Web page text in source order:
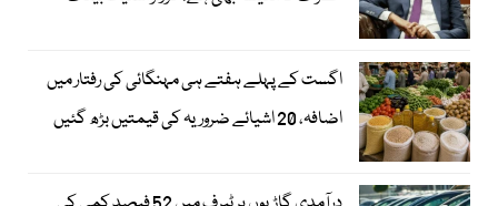
اگست کے پہلے ہفتے ہی مہنگائی کی رفتار میں
اضافہ، 20 اشیائے ضروریہ کی قیمتیں بڑھ گئیں